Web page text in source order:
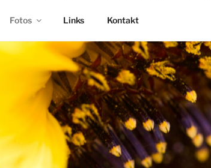
Fotos Links Kontakt